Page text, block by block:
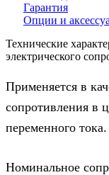
Гарантия
Опции и
Технические
электрического
Применяется в
сопротивления в
переменного тока.
Номинальное